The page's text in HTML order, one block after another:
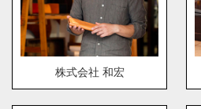
株式会社 和宏